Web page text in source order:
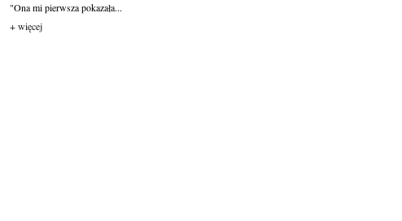
"Ona mi pierw­sza po­ka­za­ła...
+ więcej